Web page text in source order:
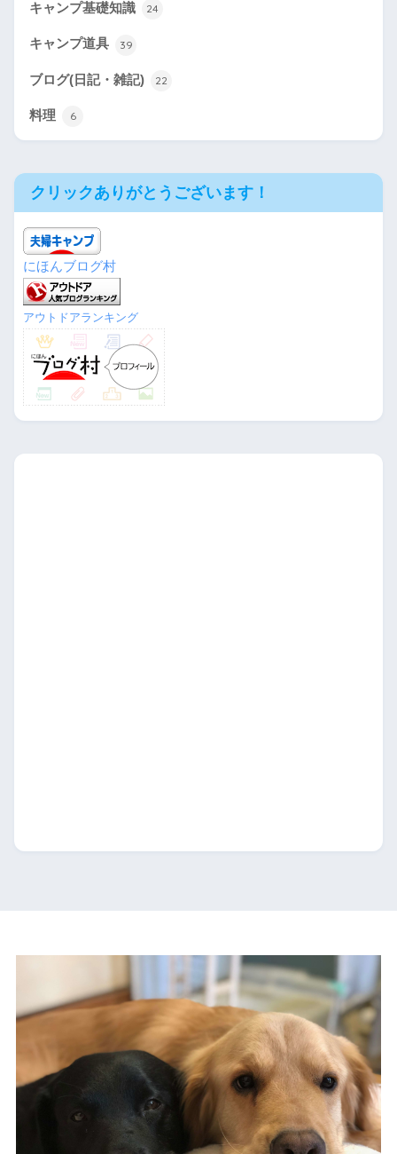
キャンプ基礎知識 24
キャンプ道具 39
ブログ(日記・雑記) 22
料理 6
クリックありがとうございます！
にほんブログ村
アウトドアランキング